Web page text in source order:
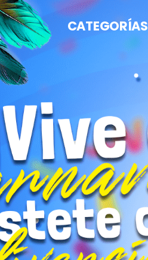
CATEGORÍAS